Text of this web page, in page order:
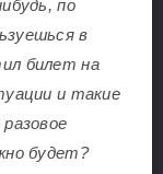
по
в
билет на
и такие
будет?